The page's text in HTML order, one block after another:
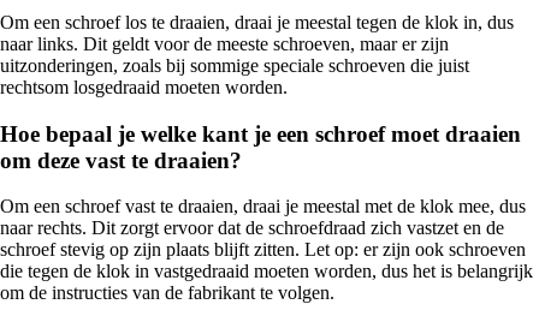
Om een schroef los te draaien, draai je meestal tegen de klok in, dus
naar links. Dit geldt voor de meeste schroeven, maar er zijn
uitzonderingen, zoals bij sommige speciale schroeven die juist
rechtsom losgedraaid moeten worden.
Hoe bepaal je welke kant je een schroef moet draaien
om deze vast te draaien?
Om een schroef vast te draaien, draai je meestal met de klok mee, dus
naar rechts. Dit zorgt ervoor dat de schroefdraad zich vastzet en de
schroef stevig op zijn plaats blijft zitten. Let op: er zijn ook schroeven
die tegen de klok in vastgedraaid moeten worden, dus het is belangrijk
om de instructies van de fabrikant te volgen.